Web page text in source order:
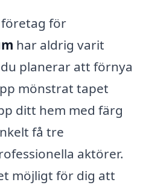
för
har aldrig varit
planerar att förnya
mönstrat tapet
ditt hem med färg
få tre
aktörer.
möjligt för dig att